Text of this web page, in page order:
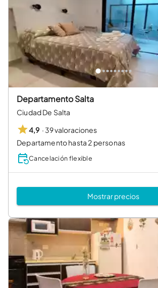
Departamento Salta
Ciudad De Salta
4,9 · 39 valoraciones
Departamento hasta 2 personas
Cancelación flexible
Mostrar precios